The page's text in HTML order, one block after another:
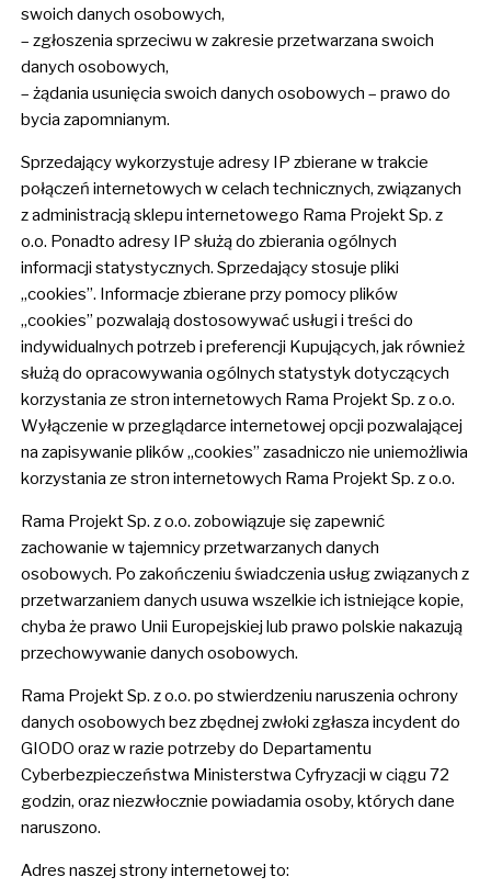
swoich danych osobowych,
– zgłoszenia sprzeciwu w zakresie przetwarzana swoich
danych osobowych,
– żądania usunięcia swoich danych osobowych – prawo do
bycia zapomnianym.
Sprzedający wykorzystuje adresy IP zbierane w trakcie
połączeń internetowych w celach technicznych, związanych
z administracją sklepu internetowego Rama Projekt Sp. z
o.o. Ponadto adresy IP służą do zbierania ogólnych
informacji statystycznych. Sprzedający stosuje pliki
„cookies”. Informacje zbierane przy pomocy plików
„cookies” pozwalają dostosowywać usługi i treści do
indywidualnych potrzeb i preferencji Kupujących, jak również
służą do opracowywania ogólnych statystyk dotyczących
korzystania ze stron internetowych Rama Projekt Sp. z o.o.
Wyłączenie w przeglądarce internetowej opcji pozwalającej
na zapisywanie plików „cookies” zasadniczo nie uniemożliwia
korzystania ze stron internetowych Rama Projekt Sp. z o.o.
Rama Projekt Sp. z o.o. zobowiązuje się zapewnić
zachowanie w tajemnicy przetwarzanych danych
osobowych. Po zakończeniu świadczenia usług związanych z
przetwarzaniem danych usuwa wszelkie ich istniejące kopie,
chyba że prawo Unii Europejskiej lub prawo polskie nakazują
przechowywanie danych osobowych.
Rama Projekt Sp. z o.o. po stwierdzeniu naruszenia ochrony
danych osobowych bez zbędnej zwłoki zgłasza incydent do
GIODO oraz w razie potrzeby do Departamentu
Cyberbezpieczeństwa Ministerstwa Cyfryzacji w ciągu 72
godzin, oraz niezwłocznie powiadamia osoby, których dane
naruszono.
Adres naszej strony internetowej to: